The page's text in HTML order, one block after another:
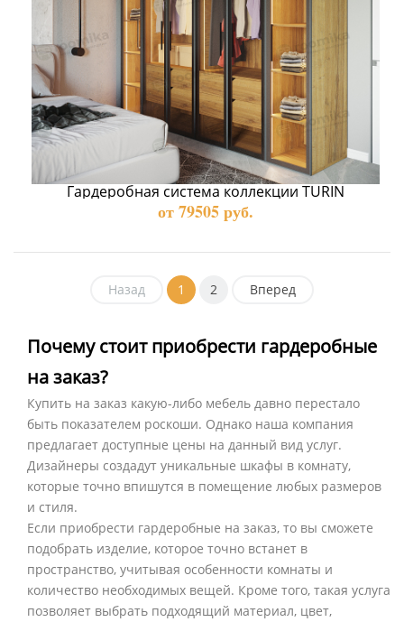
Гардеробная система коллекции TURIN
от 79505 руб.
Назад 1 2 Вперед
Почему стоит приобрести гардеробные
на заказ?
Купить на заказ какую-либо мебель давно перестало
быть показателем роскоши. Однако наша компания
предлагает доступные цены на данный вид услуг.
Дизайнеры создадут уникальные шкафы в комнату,
которые точно впишутся в помещение любых размеров
и стиля.
Если приобрести гардеробные на заказ, то вы сможете
подобрать изделие, которое точно встанет в
пространство, учитывая особенности комнаты и
количество необходимых вещей. Кроме того, такая услуга
позволяет выбрать подходящий материал, цвет,